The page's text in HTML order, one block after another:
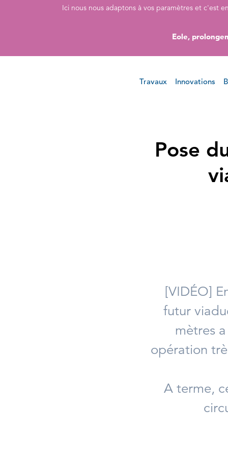
Accéder directement au contenu de la page
Accéder à la navigation principale
Accéder à la rechercheIci nous nous adaptons à vos paramètres et c'est
Eole,
Travaux Innovations
Pose
[VIDÉO]
futur
mètres
opération
A terme,